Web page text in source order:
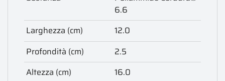
6.6
Larghezza (cm)
12.0
Profondità (cm)
2.5
Altezza (cm)
16.0